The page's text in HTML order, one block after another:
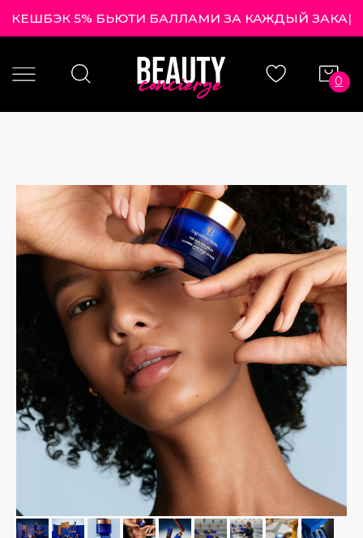
КЕШБЭК 5% БЬЮТИ БАЛЛАМИ ЗА КАЖДЫ|